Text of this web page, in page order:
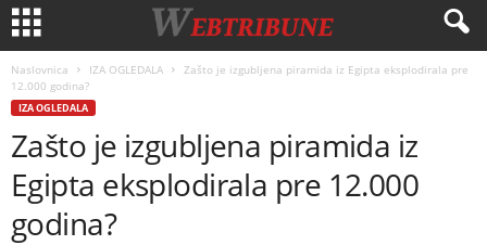
Naslovnica IZA OGLEDALA
Zašto je izgubljena piramida iz Egipta eksplodirala pre
12.000 godina?
IZA OGLEDALA
Zašto je izgubljena piramida iz
Egipta eksplodirala pre 12.000
godina?